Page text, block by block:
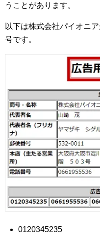
うことがあります。
以下は株式会社パイオニ
号です。
0120345235